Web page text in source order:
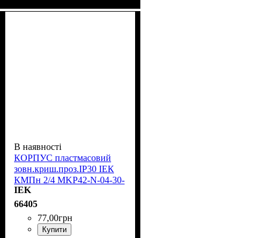
В наявності
КОРПУС пластмасовий
зовн.криш.проз.IP30 ІЕК
КМПн 2/4 MKP42-N-04-30-
12
IEK
66405
77,00грн
Купити